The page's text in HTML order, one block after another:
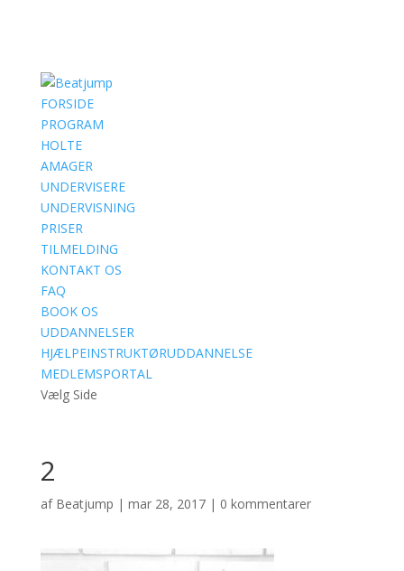
FORSIDE
PROGRAM
HOLTE
AMAGER
UNDERVISERE
UNDERVISNING
PRISER
TILMELDING
KONTAKT OS
FAQ
BOOK OS
UDDANNELSER
HJÆLPEINSTRUKTØRUDDANNELSE
MEDLEMSPORTAL
Vælg Side
2
af Beatjump | mar 28, 2017| 0 kommentarer